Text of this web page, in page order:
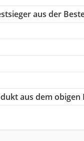
aus der
aus dem